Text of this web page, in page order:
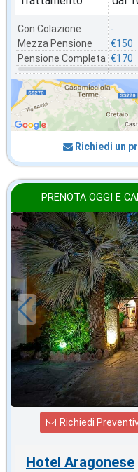
Con Colazione
Mezza Pensione
Pensione Completa
-
€150
€170
Richiedi un
PRENOTA OGGI E
2026 FERRAGOSTO
in offerta da
€80,00
a notte
Richiedi
Hotel Aragonese